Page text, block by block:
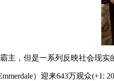
主，但是一系列反映社会现实
）迎来643万观众(+1: